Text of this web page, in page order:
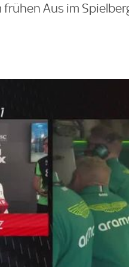
frühen Aus im